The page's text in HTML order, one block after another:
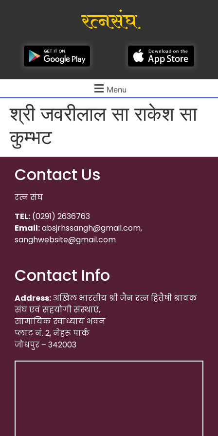
रत्नसंघ
Menu
श्री जवरीलाल सा राकेश सा
कुम्भट
Contact Us
रत्न संघ
TEL: (0291) 2636763
Email:absjrhssangh@gmail.com,
sanghwebsite@gmail.com
Contact Info
Address:अखिल भारतीय श्री जैन रत्न हितैषी श्रावक
संघ एवं सहयोगी संस्थाएं,
सामायिक स्वाध्याय भवन
प्लाट नं. 2, नेहरू पार्क
जोधपुर – 342003